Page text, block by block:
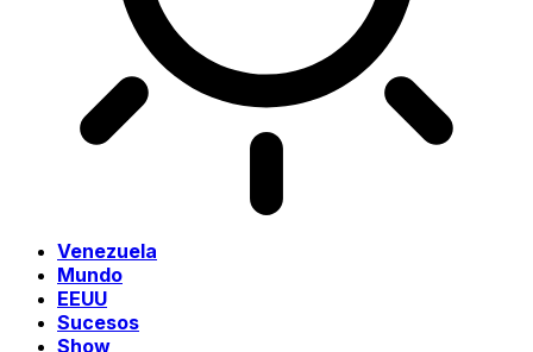
Venezuela
Mundo
EEUU
Sucesos
Show